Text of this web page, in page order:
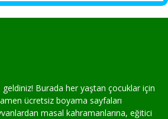
geldiniz! Burada her yaştan çocuklar için
ücretsiz boyama sayfaları
masal kahramanlarına, eğitici